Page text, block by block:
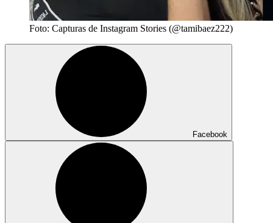
Foto: Capturas de Instagram Stories (@tamibaez222)
Facebook